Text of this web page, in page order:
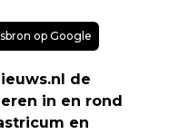
op Google
de
in en rond
en